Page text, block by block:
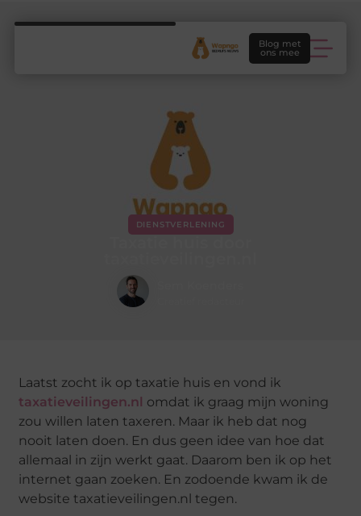
Blog met
ons mee
DIENSTVERLENING
Laatst zocht ik op taxatie huis en vond ik
taxatieveilingen.nl omdat ik graag mijn woning
zou willen laten taxeren. Maar ik heb dat nog
nooit laten doen. En dus geen idee van hoe dat
allemaal in zijn werkt gaat. Daarom ben ik op het
internet gaan zoeken. En zodoende kwam ik de
website taxatieveilingen.nl tegen.